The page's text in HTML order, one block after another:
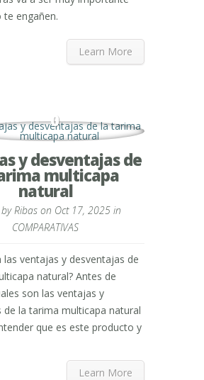
te engañen.
Learn More
0
y desventajas de
multicapa
natural
Ribas on Oct 17, 2025 in
COMPARATIVAS
las ventajas y desventajas de
natural? Antes de
son las ventajas y
de la tarima multicapa natural
que es este producto y
Learn More